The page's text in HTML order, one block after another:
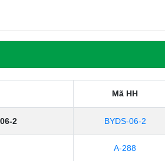
mm) inside diameter tubing.
Mã HH
2 BYDS-06-2
A-288